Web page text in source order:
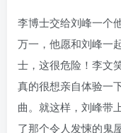
李博士交给刘峰一个
万一，他愿和刘峰一
士，这很危险！李文
真的很想亲自体验一
曲。就这样，刘峰带
了那个令人发悚的鬼屋